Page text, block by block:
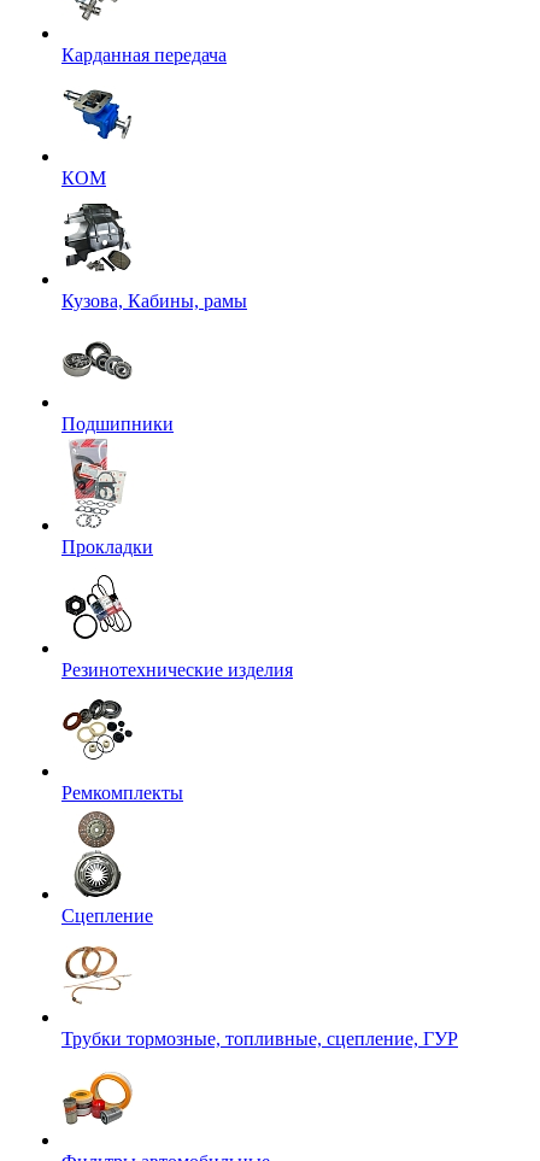
Карданная передача
КОМ
Кузова, Кабины, рамы
Подшипники
Прокладки
Резинотехнические изделия
Ремкомплекты
Сцепление
Трубки тормозные, топливные, сцепление, ГУР